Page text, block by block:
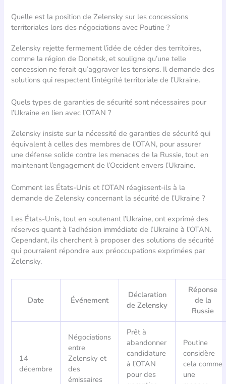
Quelle est la position de Zelensky sur les concessions
territoriales lors des négociations avec Poutine ?
Zelensky rejette fermement l’idée de céder des territoires,
comme la région de Donetsk, et souligne qu’une telle
concession ne ferait qu’aggraver les tensions. Il demande des
solutions qui respectent l’intégrité territoriale de l’Ukraine.
Quels types de garanties de sécurité sont nécessaires pour
l’Ukraine en lien avec l’OTAN ?
Zelensky insiste sur la nécessité de garanties de sécurité qui
équivalent à celles des membres de l’OTAN, pour assurer
une défense solide contre les menaces de la Russie, tout en
maintenant l’engagement de l’Occident envers l’Ukraine.
Comment les États-Unis et l’OTAN réagissent-ils à la
demande de Zelensky concernant la sécurité de l’Ukraine ?
Les États-Unis, tout en soutenant l’Ukraine, ont exprimé des
réserves quant à l’adhésion immédiate de l’Ukraine à l’OTAN.
Cependant, ils cherchent à proposer des solutions de sécurité
qui pourraient répondre aux préoccupations exprimées par
Zelensky.
Date Événement
Déclaration
de Zelensky
Réponse
de la
Russie
14
décembre
Négociations
entre
Zelensky et
des
émissaires
Prêt à
abandonner
candidature
à l’OTAN
pour des
Poutine
considère
cela comme
une